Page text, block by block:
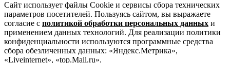
Сайт использует файлы Cookie и сервисы сбора технических
параметров посетителей. Пользуясь сайтом, вы выражаете
согласие с политикой обработки персональных данных и
применением данных технологий. Для реализации политики
конфиденциальности используются программные средства
сбора обезличенных данных: «Яндекс.Метрика»,
«Liveinternet», «top.Mail.ru».